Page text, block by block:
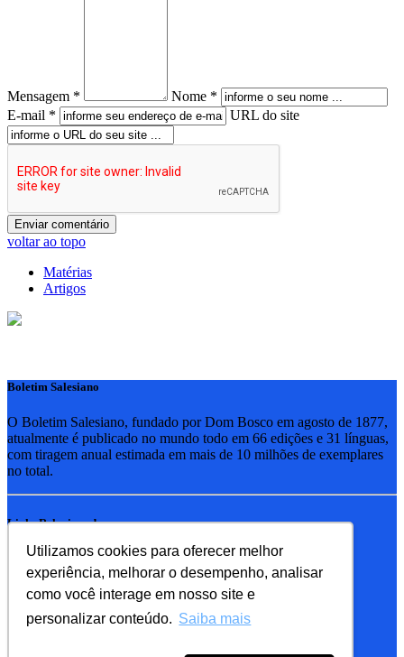
Utilizamos cookies para oferecer melhor
experiência, melhorar o desempenho, analisar
como você interage em nosso site e
personalizar conteúdo. Saiba mais
Mensagem *
Nome *
E-mail *
URL do site
voltar ao topo
Matérias
Artigos
Boletim Salesiano
O Boletim Salesiano, fundado por Dom Bosco em agosto de 1877,
atualmente é publicado no mundo todo em 66 edições e 31 línguas,
com tiragem anual estimada em mais de 10 milhões de exemplares
no total.
Links Relacionados
RSB - Rede Salesiana Brasil
EDEBE - Editora
UPV - União pela Vida
Familia Salesiana